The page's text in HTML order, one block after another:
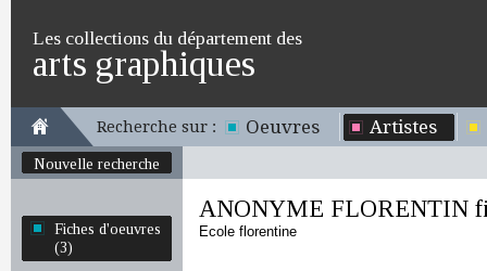
Les collections du département des
arts graphiques
Recherche sur : Oeuvres Artistes
Nouvelle recherche
Fiches d'oeuvres
(3)
ANONYME FLORENTIN
Ecole florentine